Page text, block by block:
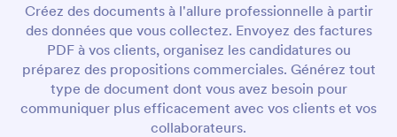
Créez des documents à l'allure professionnelle à partir
des données que vous collectez. Envoyez des factures
PDF à vos clients, organisez les candidatures ou
préparez des propositions commerciales. Générez tout
type de document dont vous avez besoin pour
communiquer plus efficacement avec vos clients et vos
collaborateurs.